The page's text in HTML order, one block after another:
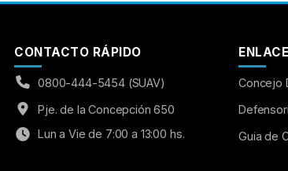
CONTACTO RÁPIDO
0800-444-5454 (SUAV)
Pje. de la Concepción 650
Lun a Vie de 7:00 a 13:00 hs.
Concejo
Guia de